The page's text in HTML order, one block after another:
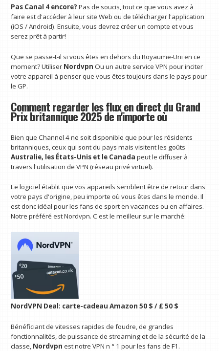
Pas Canal 4 encore?Pas de soucis, tout ce que vous avez à
faire est d'accéder à leur site Web ou de télécharger l'application
(iOS / Android). Ensuite, vous devrez créer un compte et vous
serez prêt à partir!
Que se passe-t-il si vous êtes en dehors du Royaume-Uni en ce
moment? Utiliser Nordvpn Ou un autre service VPN pour inciter
votre appareil à penser que vous êtes toujours dans le pays pour
le GP.
Comment regarder les flux en direct du Grand
Prix britannique 2025 de n'importe où
Bien que Channel 4 ne soit disponible que pour les résidents
britanniques, ceux qui sont du pays mais visitent les goûts
Australie, les États-Unis et le Canada peut le diffuser à
travers l'utilisation de VPN (réseau privé virtuel).
Le logiciel établit que vos appareils semblent être de retour dans
votre pays d'origine, peu importe où vous êtes dans le monde. Il
est donc idéal pour les fans de sport en vacances ou en affaires.
Notre préféré est Nordvpn. C'est le meilleur sur le marché:
NordVPN Deal: carte-cadeau Amazon 50 $ / £ 50 $
Bénéficiant de vitesses rapides de foudre, de grandes
fonctionnalités, de puissance de streaming et de la sécurité de la
classe, Nordvpn est notre VPN n ° 1 pour les fans de F1.